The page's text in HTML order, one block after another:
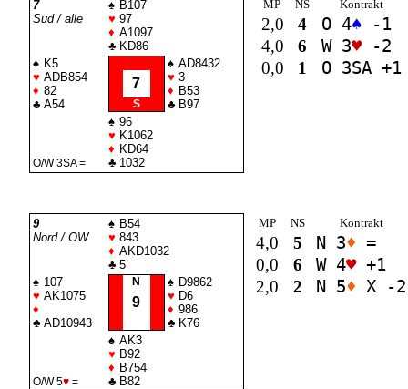
7
Süd / alle
♠ B107
♥ 97
♦ A1097
♣ KD86
♠ K5
♥ ADB854
♦ 82
♣ A54
7
S
♠ AD8432
♥ 3
♦ B53
♣ B97
O/W 3SA=
♠ 96
♥ K1062
♦ KD64
♣ 1032
MP NS Kontrakt
2,0 4 O 4♠-1
4,0
6 W 3♥-2
0,0
1 O 3SA+1
9
Nord / OW
♠ B54
♥ 843
♦ AKD1032
♣ 5
♠ 107
♥ AK1075
♦
♣ AD10943
N
9
♠ D9862
♥ D6
♦ 986
♣ K76
O/W 5♥=
♠ AK3
♥ B92
♦ B754
♣ B82
MP NS Kontrakt
4,0 5 N 3♦ =
0,0
6 W 4♥+1
2,0
2 N 5♦ X -2